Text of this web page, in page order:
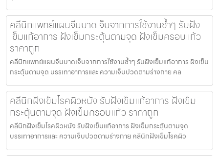
คลีนิกแพทย์แผนจีนบาดเจ็บจากการใช้งานซ้ำๆ รับฝัง
เข็มแก้อาการ ฝังเข็มกระตุ้นตามจุด ฝังเข็มครอบแก้ว
ราคาถูก
คลีนิกแพทย์แผนจีนบาดเจ็บจากการใช้งานซ้ำๆ รับฝังเข็มแก้อาการ ฝังเข็ม
กระตุ้นตามจุด บรรเทาอาการและ ความเจ็บปวดตามร่างกาย คล
คลีนิกฝังเข็มโรคผิวหนัง รับฝังเข็มแก้อาการ ฝังเข็ม
กระตุ้นตามจุด ฝังเข็มครอบแก้ว ราคาถูก
คลีนิกฝังเข็มโรคผิวหนัง รับฝังเข็มแก้อาการ ฝังเข็มกระตุ้นตามจุด
บรรเทาอาการและ ความเจ็บปวดตามร่างกาย คลีนิกฝังเข็มโรคผิว